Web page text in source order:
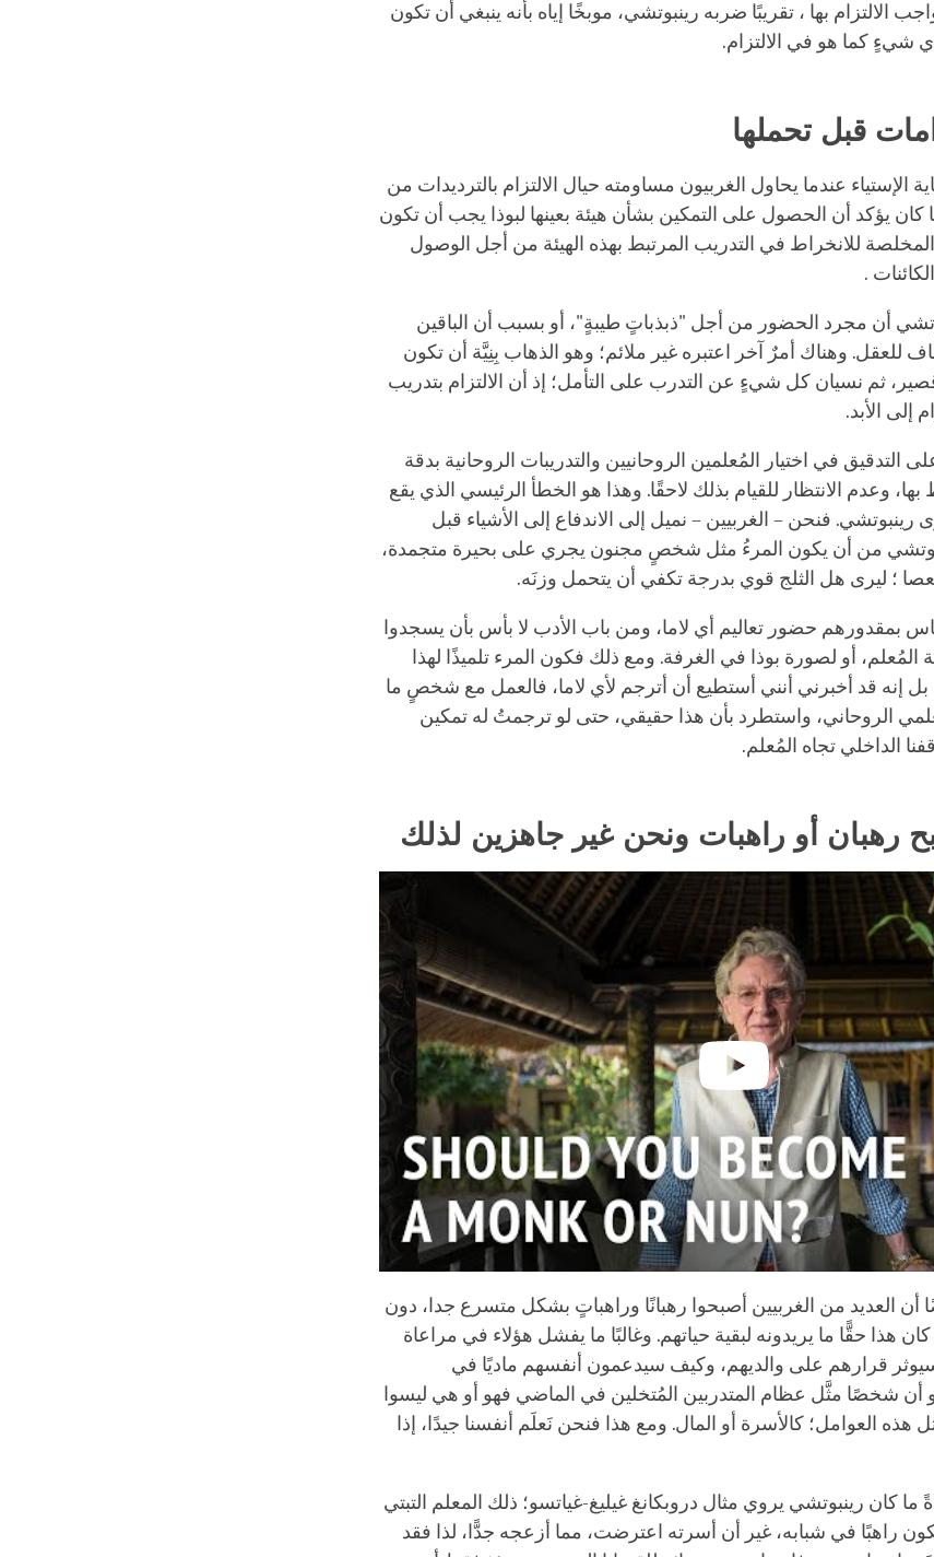
الالتزام بها ، تقريبًا ضربه رينبوتشي، موبخًا إياه بأنه ينبغي أن تكون
شيءٍ كما هو في الالتزام.
قبل تحملها
الإستياء عندما يحاول الغربيون مساومته حيال الالتزام بالترديدات من
ما كان يؤكد أن الحصول على التمكين بشأن هيئة بعينها لبوذا يجب أن تكون
للانخراط في التدريب المرتبط بهذه الهيئة من أجل الوصول
.
أن مجرد الحضور من أجل "ذبذباتٍ طيبةٍ"، أو بسبب أن الباقين
للعقل. وهناك أمرٌ آخر اعتبره غير ملائم؛ وهو الذهاب بِنِيَّة أن تكون
ثم نسيان كل شيءٍ عن التدرب على التأمل؛ إذ أن الالتزام بتدريب
إلى الأبد.
التدقيق في اختيار المُعلمين الروحانيين والتدريبات الروحانية بدقة
بها، وعدم الانتظار للقيام بذلك لاحقًا. وهذا هو الخطأ الرئيسي الذي يقع
رينبوتشي. فنحن – الغربيين – نميل إلى الاندفاع إلى الأشياء قبل
من أن يكون المرءُ مثل شخصٍ مجنون يجري على بحيرة متجمدة،
؛ ليرى هل الثلج قوي بدرجة تكفي أن يتحمل وزنَه.
بمقدورهم حضور تعاليم أي لاما، ومن باب الأدب لا بأس بأن يسجدوا
المُعلم، أو لصورة بوذا في الغرفة. ومع ذلك فكون المرء تلميذًا لهذا
إنه قد أخبرني أنني أستطيع أن أترجم لأي لاما، فالعمل مع شخصٍ ما
الروحاني، واستطرد بأن هذا حقيقي، حتى لو ترجمتُ له تمكين
الداخلي تجاه المُعلم.
رهبان أو راهبات ونحن غير جاهزين لذلك
أن العديد من الغربيين أصبحوا رهبانًا وراهباتٍ بشكل متسرع جدا، دون
هذا حقًّا ما يريدونه لبقية حياتهم. وغالبًا ما يفشل هؤلاء في مراعاة
قرارهم على والديهم، وكيف سيدعمون أنفسهم ماديًا في
أن شخصًا مثَّل عظام المتدربين المُتخلين في الماضي فهو أو هي ليسوا
هذه العوامل؛ كالأسرة أو المال. ومع هذا فنحن نَعلَم أنفسنا جيدًا، إذا
كان رينبوتشي يروي مثال دروبكانغ غيليغ-غياتسو؛ ذلك المعلم التبتي
يكون راهبًا في شبابه، غير أن أسرته اعترضت، مما أزعجه جدًّا، لذا فقد